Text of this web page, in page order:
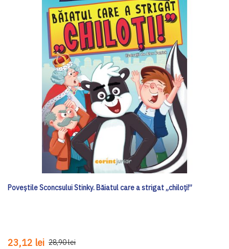
Poveștile Sconcsului Stinky. Băiatul care a strigat „chiloți!”
23,12 lei 28,90 lei